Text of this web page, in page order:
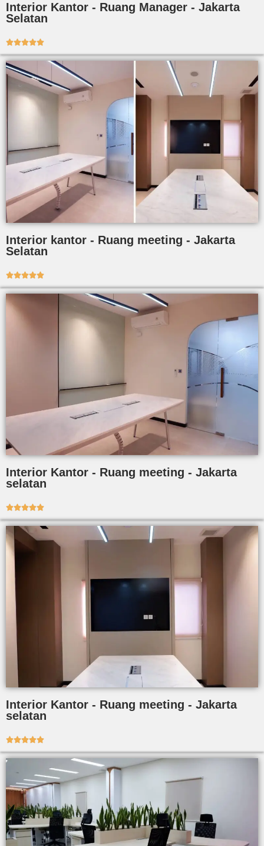
Interior Kantor - Ruang Manager - Jakarta
Selatan

Interior kantor - Ruang meeting - Jakarta
Selatan

Interior Kantor - Ruang meeting - Jakarta
selatan

Interior Kantor - Ruang meeting - Jakarta
selatan
